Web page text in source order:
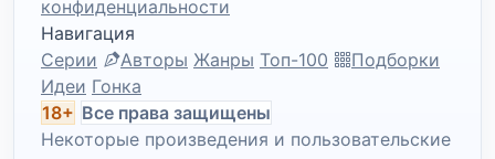
конфиденциальности
Навигация
Серии
Авторы Жанры Топ-100
Подборки
Идеи Гонка
18+ Все права защищены
Некоторые произведения и пользовательские